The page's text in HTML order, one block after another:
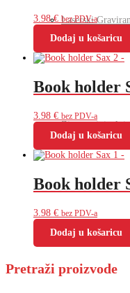
Laserski
Zippo originalni
Privjesci za
3.98€ bez PDV-a
Dodaj u košaricu
Book holder
3.98 € bez PDV-a
Dodaj u košaricu
Book holder
3.98 € bez PDV-a
Dodaj u košaricu
Pretraži proizvode